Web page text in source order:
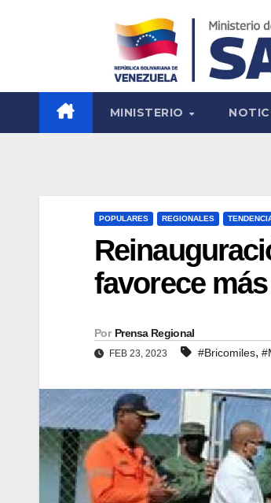
MINISTERIO
POPULARES REGIONALES
favorece
Por Prensa Regional
FEB 23, 2023 #Bricomiles,